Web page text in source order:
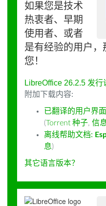
如果您是技术
热衷者、早期
使用者、或者
是有经验的用户
您！
LibreOffice 26.2.5 发行
附加下载内容:
已翻译的用户界
(Torrent 种子, 信
离线帮助文档:
息)
其它语言版本？